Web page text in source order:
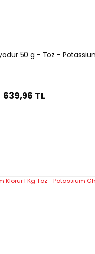
50 g - Toz -
639,96 TL